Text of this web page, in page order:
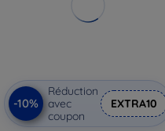
-10%
Réduction
avec
coupon
EXTRA10